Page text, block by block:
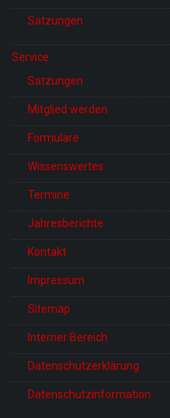
Satzungen
Service
Satzungen
Mitglied werden
Formulare
Wissenswertes
Termine
Jahresberichte
Kontakt
Impressum
Sitemap
Interner Bereich
Datenschutzerklärung
Datenschutzinformation